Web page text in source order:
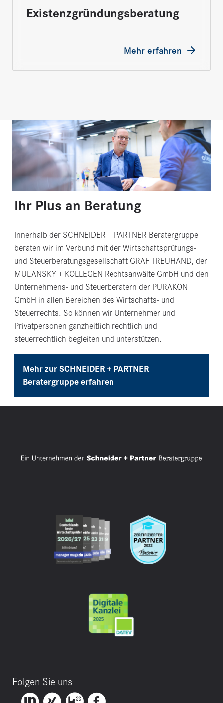
Existenzgründungsberatung
Mehr erfahren
Ihr Plus an Beratung
Innerhalb der SCHNEIDER + PARTNER Beratergruppe
beraten wir im Verbund mit der Wirtschaftsprüfungs-
und Steuerberatungsgesellschaft GRAF TREUHAND, der
MULANSKY + KOLLEGEN Rechtsanwälte GmbH und den
Unternehmens- und Steuerberatern der PURAKON
GmbH in allen Bereichen des Wirtschafts- und
Steuerrechts. So können wir Unternehmer und
Privatpersonen ganzheitlich rechtlich und
steuerrechtlich begleiten und unterstützen.
Mehr zur SCHNEIDER + PARTNER
Beratergruppe erfahren
Folgen Sie uns